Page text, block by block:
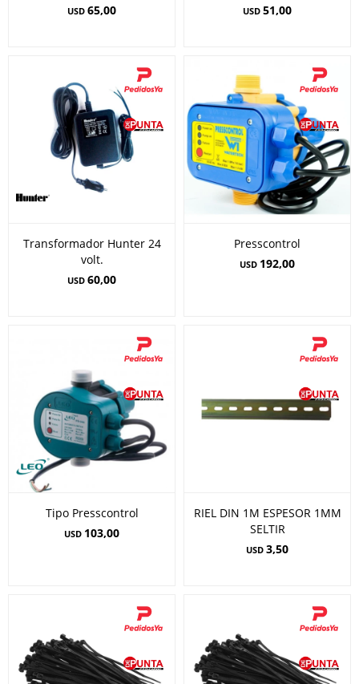
USD 65,00 USD 51,00
Transformador Hunter 24
volt.
USD 60,00
Presscontrol
USD 192,00
Tipo Presscontrol
USD 103,00
RIEL DIN 1M ESPESOR 1MM
SELTIR
USD 3,50